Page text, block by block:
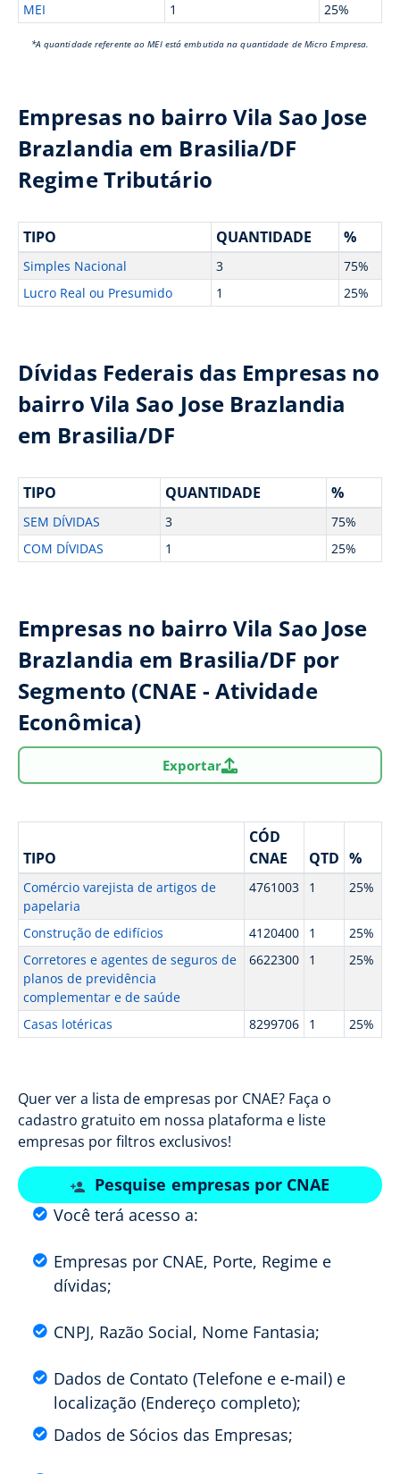
MEI
1 25%
*A quantidade referente ao MEI está embutida na quantidade de Micro Empresa.
Empresas no bairro Vila Sao Jose
Brazlandia em Brasilia/DF
Regime Tributário
TIPO QUANTIDADE %
Simples Nacional 3
75%
Lucro Real ou Presumido
1 25%
Dívidas Federais das Empresas no
bairro Vila Sao Jose Brazlandia
em Brasilia/DF
TIPO QUANTIDADE %
SEM DÍVIDAS 3
75%
COM DÍVIDAS
1 25%
Empresas no bairro Vila Sao Jose
Brazlandia em Brasilia/DF por
Segmento (CNAE - Atividade
Econômica)
Exportar
TIPO
CÓD
CNAE
QTD %
Comércio varejista de artigos de
papelaria
4761003 1 25%
Construção de edifícios 4120400 1
25%
Corretores e agentes de seguros de
planos de previdência
complementar e de saúde
6622300 1 25%
Casas lotéricas 8299706 1 25%
Quer ver a lista de empresas por CNAE? Faça o
cadastro gratuito em nossa plataforma e liste
empresas por filtros exclusivos!
Pesquise empresas por CNAE
Você terá acesso a:
Empresas por CNAE, Porte, Regime e
dívidas;
CNPJ, Razão Social, Nome Fantasia;
Dados de Contato (Telefone e e-mail) e
localização (Endereço completo);
Dados de Sócios das Empresas;